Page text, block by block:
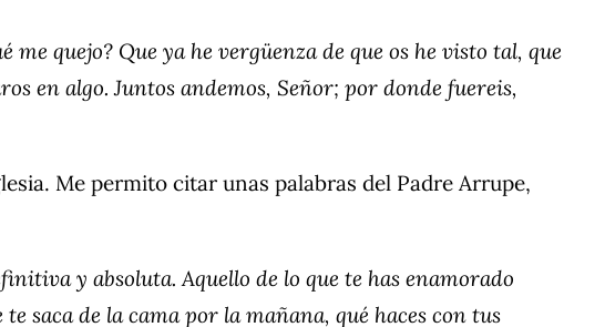
me quejo? Que ya he vergüenza de que os he visto tal, que
en algo. Juntos andemos, Señor; por donde fuereis,
Me permito citar unas palabras del Padre Arrupe,
y absoluta. Aquello de lo que te has enamorado
saca de la cama por la mañana, qué haces con tus